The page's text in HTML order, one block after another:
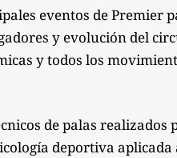
eventos de Premier
y evolución del
y todos los
de palas realizados
deportiva aplicada